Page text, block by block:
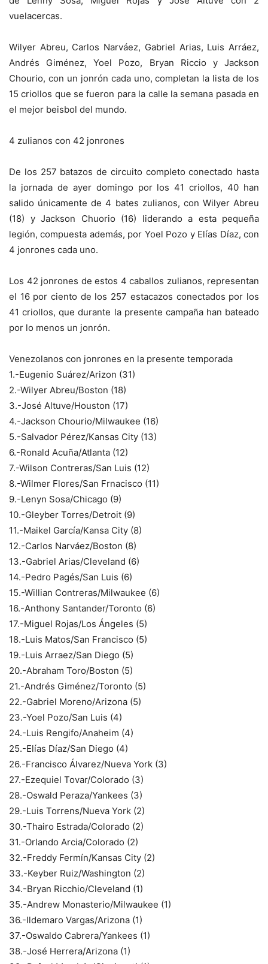
vuelacercas.
Wilyer Abreu, Carlos Narváez, Gabriel Arias, Luis Arráez,
Andrés Giménez, Yoel Pozo, Bryan Riccio y Jackson
Chourio, con un jonrón cada uno, completan la lista de los
15 criollos que se fueron para la calle la semana pasada en
el mejor beisbol del mundo.
4 zulianos con 42 jonrones
De los 257 batazos de circuito completo conectado hasta
la jornada de ayer domingo por los 41 criollos, 40 han
salido únicamente de 4 bates zulianos, con Wilyer Abreu
(18) y Jackson Chuorio (16) liderando a esta pequeña
legión, compuesta además, por Yoel Pozo y Elías Díaz, con
4 jonrones cada uno.
Los 42 jonrones de estos 4 caballos zulianos, representan
el 16 por ciento de los 257 estacazos conectados por los
41 criollos, que durante la presente campaña han bateado
por lo menos un jonrón.
Venezolanos con jonrones en la presente temporada
1.-Eugenio Suárez/Arizon (31)
2.-Wilyer Abreu/Boston (18)
3.-José Altuve/Houston (17)
4.-Jackson Chourio/Milwaukee (16)
5.-Salvador Pérez/Kansas City (13)
6.-Ronald Acuña/Atlanta (12)
7.-Wilson Contreras/San Luis (12)
8.-Wilmer Flores/San Frnacisco (11)
9.-Lenyn Sosa/Chicago (9)
10.-Gleyber Torres/Detroit (9)
11.-Maikel García/Kansa City (8)
12.-Carlos Narváez/Boston (8)
13.-Gabriel Arias/Cleveland (6)
14.-Pedro Pagés/San Luis (6)
15.-Willian Contreras/Milwaukee (6)
16.-Anthony Santander/Toronto (6)
17.-Miguel Rojas/Los Ángeles (5)
18.-Luis Matos/San Francisco (5)
19.-Luis Arraez/San Diego (5)
20.-Abraham Toro/Boston (5)
21.-Andrés Giménez/Toronto (5)
22.-Gabriel Moreno/Arizona (5)
23.-Yoel Pozo/San Luis (4)
24.-Luis Rengifo/Anaheim (4)
25.-Elías Díaz/San Diego (4)
26.-Francisco Álvarez/Nueva York (3)
27.-Ezequiel Tovar/Colorado (3)
28.-Oswald Peraza/Yankees (3)
29.-Luis Torrens/Nueva York (2)
30.-Thairo Estrada/Colorado (2)
31.-Orlando Arcia/Colorado (2)
32.-Freddy Fermín/Kansas City (2)
33.-Keyber Ruiz/Washington (2)
34.-Bryan Ricchio/Cleveland (1)
35.-Andrew Monasterio/Milwaukee (1)
36.-Ildemaro Vargas/Arizona (1)
37.-Oswaldo Cabrera/Yankees (1)
38.-José Herrera/Arizona (1)